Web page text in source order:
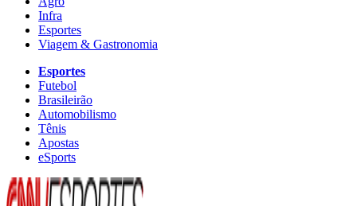
Infra
Esportes
Viagem & Gastronomia
Esportes
Futebol
Brasileirão
Automobilismo
Tênis
Apostas
eSports